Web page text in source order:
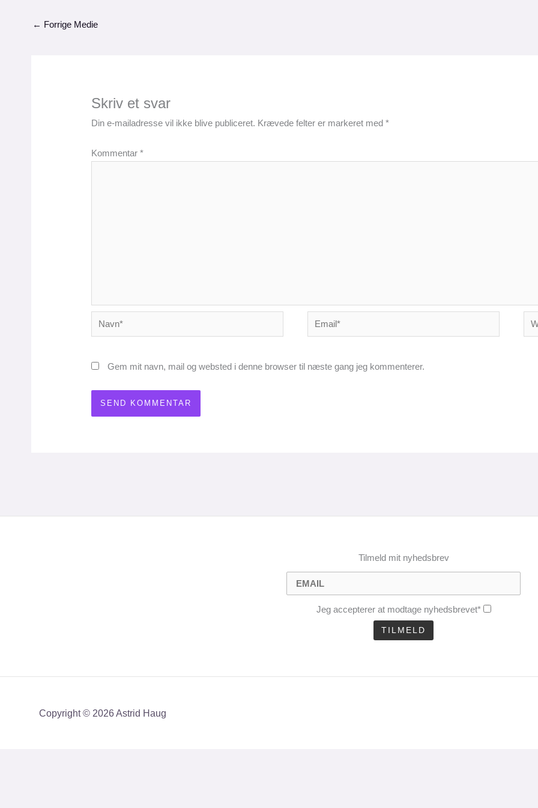
← Forrige Medie
Skriv et svar
Din e-mailadresse vil ikke blive publiceret. Krævede felter er markeret med*
Kommentar*
Navn* Email*
Gem mit navn, mail og websted i denne browser til næste gang jeg kommenterer.
Tilmeld mit nyhedsbrev
Jeg accepterer at modtage nyhedsbrevet*
Copyright © 2026 Astrid Haug